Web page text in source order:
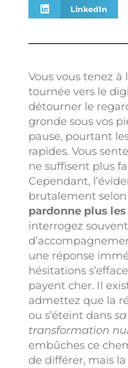
LinkedIn
Vous vous tenez à
tournée vers le
détourner le
gronde sous vos
pause, pourtant
rapides. Vous
ne suffisent plus
Cependant,
brutalement selon
pardonne plus
interrogez
une réponse
hésitations
payent cher. Il
admettez que la
ou s’éteint dans
transformation
embûches ce
de différer, mais